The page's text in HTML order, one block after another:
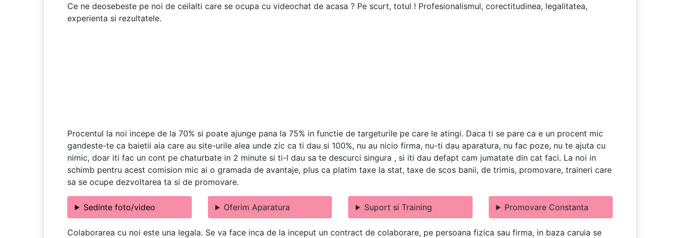
Ce ne deosebeste pe noi de ceilalti care se ocupa cu videochat de acasa ? Pe scurt, totul ! Profesionalismul, corectitudinea, legalitatea,
experienta si rezultatele.
Procentul la noi incepe de la 70% si poate ajunge pana la 75% in functie de targeturile pe care le atingi. Daca ti se pare ca e un procent mic
gandeste-te ca baietii aia care au site-urile alea unde zic ca ti dau si 100%, nu au nicio firma, nu-ti dau aparatura, nu fac poze, nu te ajuta cu
nimic, doar iti fac un cont pe chaturbate in 2 minute si ti-l dau sa te descurci singura , si iti dau defapt cam jumatate din cat faci. La noi in
schimb pentru acest comision mic ai o gramada de avantaje, plus ca platim taxe la stat, taxe de scos banii, de trimis, promovare, traineri care
sa se ocupe dezvoltarea ta si de promovare.
Sedinte foto/video Oferim Aparatura Suport si Training Promovare Constanta
Colaborarea cu noi este una legala. Se va face inca de la inceput un contract de colaborare, pe persoana fizica sau firma, in baza caruia se